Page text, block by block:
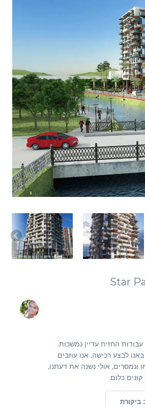
החזית עדיין נמשכות.
לבצע רכישה, אנו עוזבים
ונמסרים, אולי נשנה את דעתנו,
כלום.
ביקורת